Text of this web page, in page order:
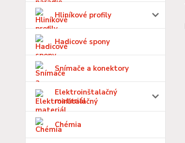
Hliníkové profily
Hadicové spony
Snímače a konektory
Elektroinštalačný
materiál
Chémia